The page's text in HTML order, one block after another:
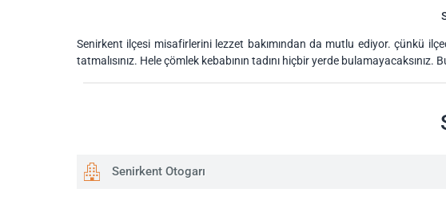
Senirkent ilçesi misafirlerini lezzet bakımından da mutlu ediyor. çünkü
tatmalısınız. Hele çömlek kebabının tadını hiçbir yerde
Senirkent Otogarı